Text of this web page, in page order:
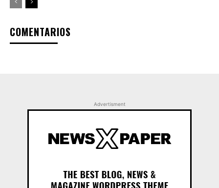
COMENTARIOS
Advertisment